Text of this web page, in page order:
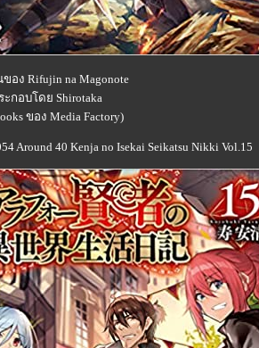
อง Rifujin na Magonote
กอบโดย Shirotaka
ของ Media Factory)
Around 40 Kenja no Isekai Seikatsu Nikki Vol.15